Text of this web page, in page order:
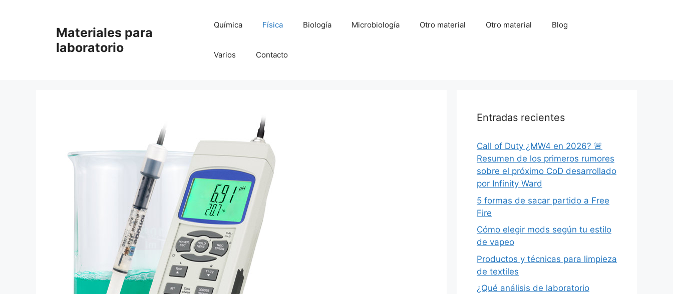
Materiales para
laboratorio
Química Física Biología Microbiología Otro material Otro material Blog
Varios Contacto
Entradas recientes
Call of Duty ¿MW4 en 2026? 🚨
Resumen de los primeros rumores
sobre el próximo CoD desarrollado
por Infinity Ward
5 formas de sacar partido a Free
Fire
Cómo elegir mods según tu estilo
de vapeo
Productos y técnicas para limpieza
de textiles
¿Qué análisis de laboratorio